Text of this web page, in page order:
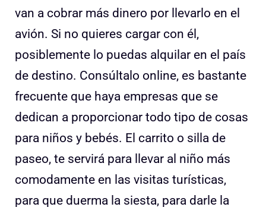
van a cobrar más dinero por llevarlo en el
avión. Si no quieres cargar con él,
posiblemente lo puedas alquilar en el país
de destino. Consúltalo online, es bastante
frecuente que haya empresas que se
dedican a proporcionar todo tipo de cosas
para niños y bebés. El carrito o silla de
paseo, te servirá para llevar al niño más
comodamente en las visitas turísticas,
para que duerma la siesta, para darle la